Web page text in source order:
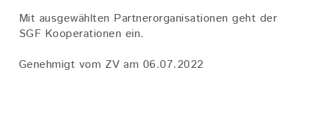
Mit ausgewählten Partnerorganisationen geht der
SGF Kooperationen ein.
Genehmigt vom ZV am 06.07.2022